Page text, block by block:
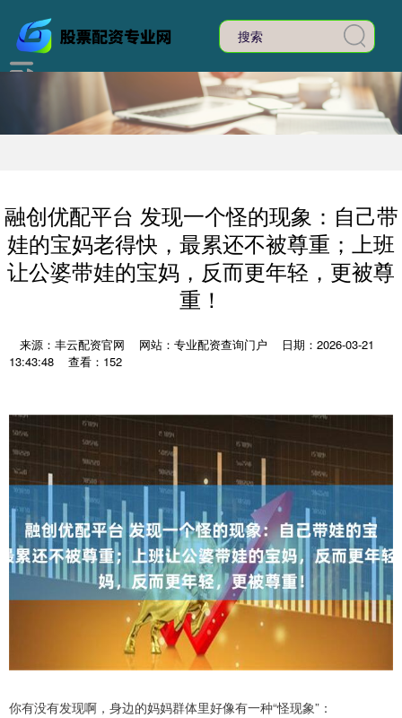
融创优配平台 发现一个怪的现象：自己带
娃的宝妈老得快，最累还不被尊重；上班
让公婆带娃的宝妈，反而更年轻，更被尊
重！
来源：丰云配资官网 网站：专业配资查询门户
日期：2026-03-21
13:43:48
查看：152
你有没有发现啊，身边的妈妈群体里好像有一种“怪现象”：